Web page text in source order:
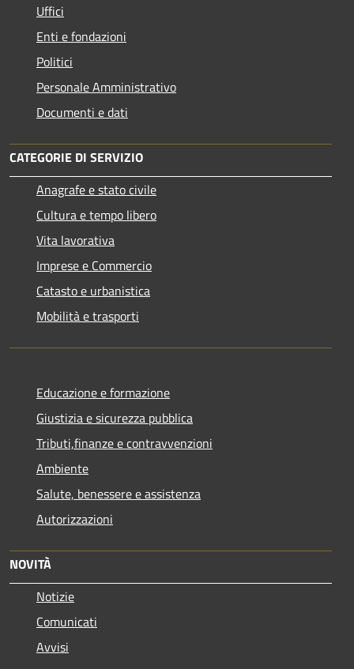
Uffici
Enti e fondazioni
Politici
Personale Amministrativo
Documenti e dati
CATEGORIE DI SERVIZIO
Anagrafe e stato civile
Cultura e tempo libero
Vita lavorativa
Imprese e Commercio
Catasto e urbanistica
Mobilità e trasporti
Educazione e formazione
Giustizia e sicurezza pubblica
Tributi,finanze e contravvenzioni
Ambiente
Salute, benessere e assistenza
Autorizzazioni
NOVITÀ
Notizie
Comunicati
Avvisi